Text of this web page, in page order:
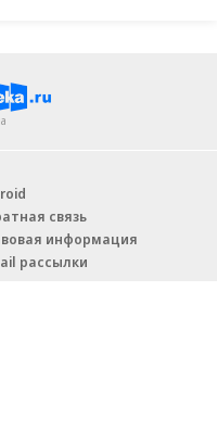
связь
информация
рассылки